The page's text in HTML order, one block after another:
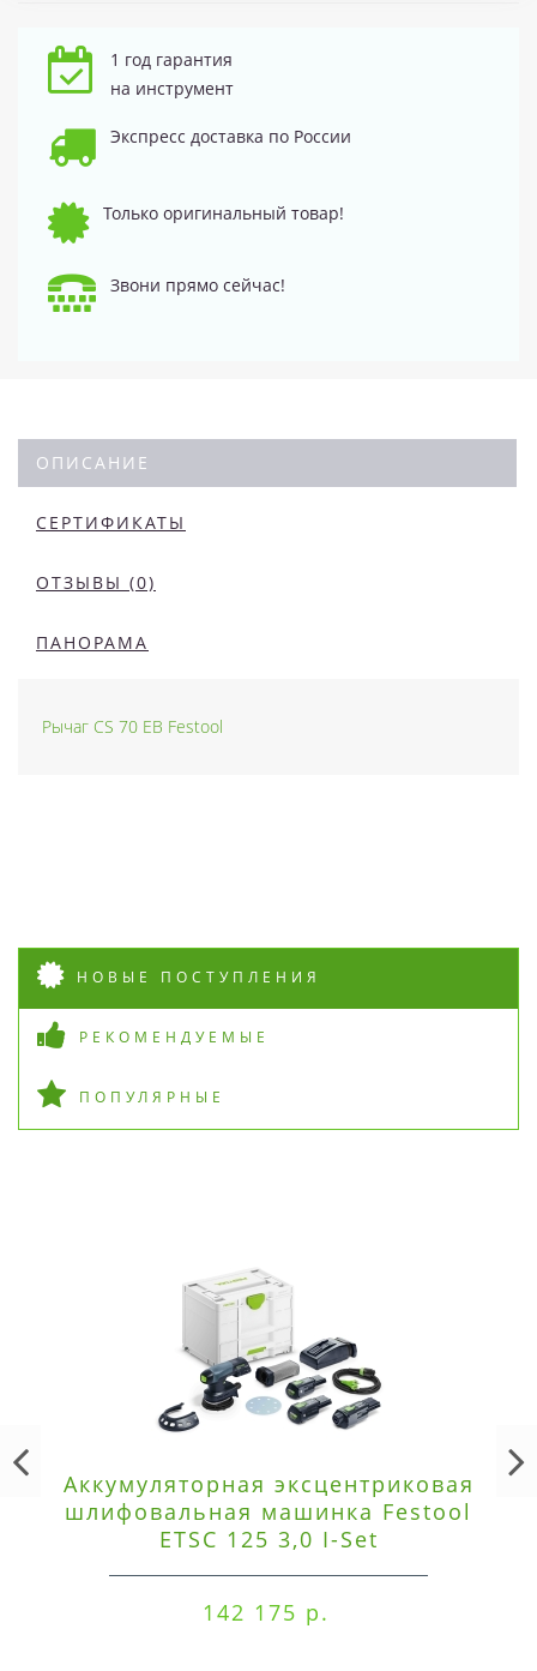
1 год гарантия
на инструмент
Экспресс доставка по России
Только оригинальный товар!
Звони прямо сейчас!
ОПИСАНИЕ
СЕРТИФИКАТЫ
ОТЗЫВЫ (0)
ПАНОРАМА
Рычаг CS 70 EB Festool
НОВЫЕ ПОСТУПЛЕНИЯ
РЕКОМЕНДУЕМЫЕ
ПОПУЛЯРНЫЕ
Аккумуляторная эксцентриковая
шлифовальная машинка Festool
ETSC 125 3,0 I-Set
142 175 р.